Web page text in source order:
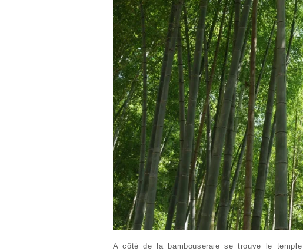
A côté de la bambouseraie se trouve le temple